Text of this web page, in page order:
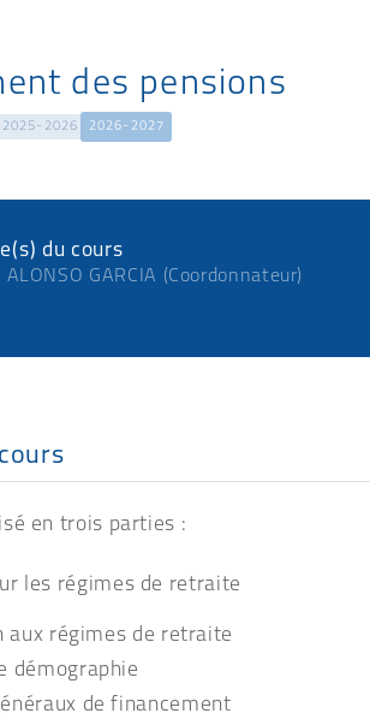
des pensions
2025-2026 2026-2027
du cours
GARCIA (Coordonnateur)
en trois parties :
les régimes de retraite
aux régimes de retraite
démographie
de financement